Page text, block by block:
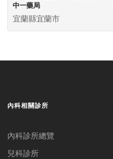
中一藥局
宜蘭縣宜蘭市
內科相關診所
內科診所總覽
兒科診所